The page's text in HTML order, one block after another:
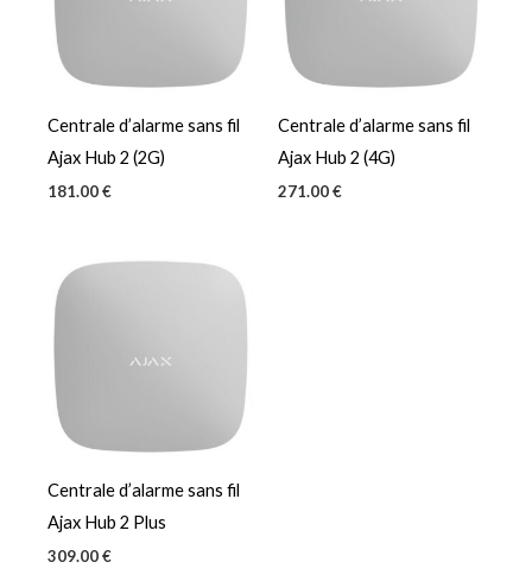
Centrale d’alarme sans fil
Ajax Hub 2 (2G)
181.00€
Centrale d’alarme sans fil
Ajax Hub 2 (4G)
271.00€
Centrale d’alarme sans fil
Ajax Hub 2 Plus
309.00€